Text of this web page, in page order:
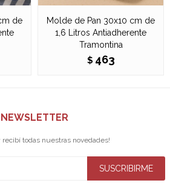
de
Molde de Pan 30x10 cm de
1,6 Litros Antiadherente
Tramontina
$ 463
NEWSLETTER
recibí todas nuestras novedades!
SUSCRIBIRME